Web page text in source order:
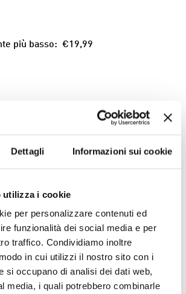
Dettagli Informazioni sui cookie
utilizza i cookie
per personalizzare contenuti ed
funzionalità dei social media e per
traffico. Condividiamo inoltre
in cui utilizzi il nostro sito con i
si occupano di analisi dei dati web,
media, i quali potrebbero combinarle
più basso: €19,99
AGGIUNGI AL CARRELLO
Aggiungi ai Preferiti